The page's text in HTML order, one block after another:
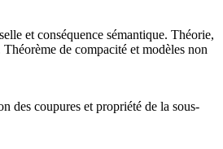
et conséquence sémantique. Théorie,
de compacité et modèles non
des coupures et propriété de la sous-